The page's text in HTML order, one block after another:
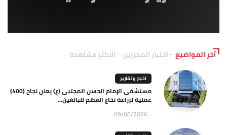
آخر المواضيع اختيار المحررين الاكثر مشاهدة
اخبار وتقارير
مستشفى الإمام الحسن المجتبى (ع) يعلن نجاح (400)
عملية لزراعة نخاع العظم للبالغين...
09/08/2026